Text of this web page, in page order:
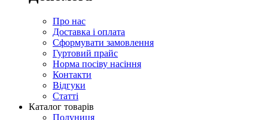
Про нас
Доставка і оплата
Сформувати замовлення
Гуртовий прайс
Норма посіву насіння
Контакти
Відгуки
Статті
Каталог товарів
Полуниця